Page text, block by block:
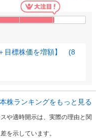
目標株価を増額】 (8
株ランキングをもっと見る
や適時開示は、実際の理由と関
を示しています。